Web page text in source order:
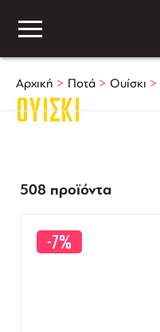
Αρχική > Ποτά > Ουίσκι >
ΟΥΊΣΚΙ
508 προϊόντα
-7%